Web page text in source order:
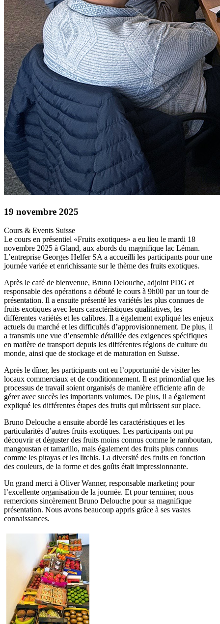
19 novembre 2025
Cours & Events Suisse
Le cours en présentiel «Fruits exotiques» a eu lieu le mardi 18
novembre 2025 à Gland, aux abords du magnifique lac Léman.
L’entreprise Georges Helfer SA a accueilli les participants pour une
journée variée et enrichissante sur le thème des fruits exotiques.
Après le café de bienvenue, Bruno Delouche, adjoint PDG et
responsable des opérations a débuté le cours à 9h00 par un tour de
présentation. Il a ensuite présenté les variétés les plus connues de
fruits exotiques avec leurs caractéristiques qualitatives, les
différentes variétés et les calibres. Il a également expliqué les enjeux
actuels du marché et les difficultés d’approvisionnement. De plus, il
a transmis une vue d’ensemble détaillée des exigences spécifiques
en matière de transport depuis les différentes régions de culture du
monde, ainsi que de stockage et de maturation en Suisse.
Après le dîner, les participants ont eu l’opportunité de visiter les
locaux commerciaux et de conditionnement. Il est primordial que les
processus de travail soient organisés de manière efficiente afin de
gérer avec succès les importants volumes. De plus, il a également
expliqué les différentes étapes des fruits qui mûrissent sur place.
Bruno Delouche a ensuite abordé les caractéristiques et les
particularités d’autres fruits exotiques. Les participants ont pu
découvrir et déguster des fruits moins connus comme le ramboutan,
mangoustan et tamarillo, mais également des fruits plus connus
comme les pitayas et les litchis. La diversité des fruits en fonction
des couleurs, de la forme et des goûts était impressionnante.
Un grand merci à Oliver Wanner, responsable marketing pour
l’excellente organisation de la journée. Et pour terminer, nous
remercions sincèrement Bruno Delouche pour sa magnifique
présentation. Nous avons beaucoup appris grâce à ses vastes
connaissances.